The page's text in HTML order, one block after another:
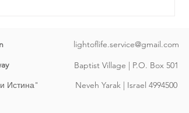
lightoflife.service@gmail.com
Истина"
Baptist Village | P.O. Box 501
Neveh Yarak | Israel 4994500